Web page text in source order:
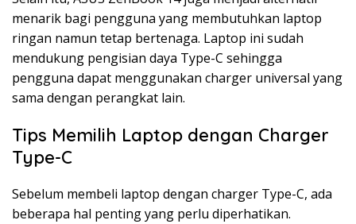
menarik bagi pengguna yang membutuhkan laptop
ringan namun tetap bertenaga. Laptop ini sudah
mendukung pengisian daya Type-C sehingga
pengguna dapat menggunakan charger universal yang
sama dengan perangkat lain.
Tips Memilih Laptop dengan Charger
Type-C
Sebelum membeli laptop dengan charger Type-C, ada
beberapa hal penting yang perlu diperhatikan.